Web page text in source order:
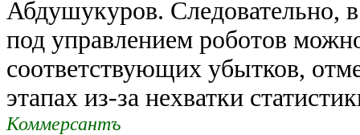
Абдушукуров. Следовательно,
под управлением роботов
соответствующих убытков,
этапах из-за нехватки
Коммерсантъ